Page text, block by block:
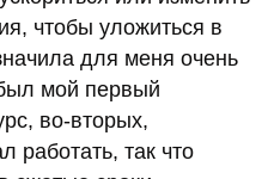
чтобы уложиться в
для меня очень
мой первый
во-вторых,
работать, так что